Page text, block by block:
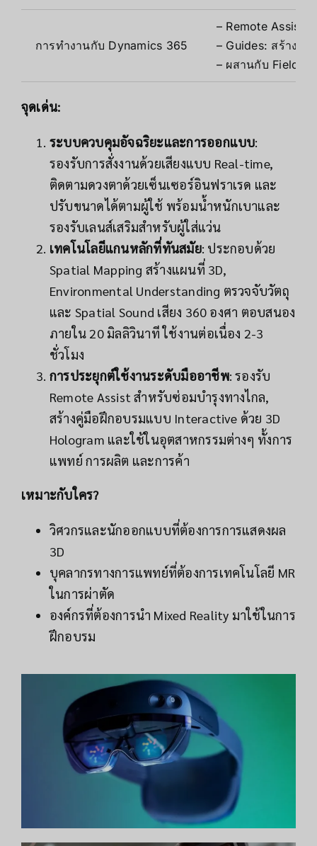
การทำงานกับ Dynamics 365
– Remote Assist:
– Guides: สร้างคู่
– ผสานกับ Field
จุดเด่น:
ระบบควบคุมอัจฉริยะและการออกแบบ:
รองรับการสั่งงานด้วยเสียงแบบ Real-time,
ติดตามดวงตาด้วยเซ็นเซอร์อินฟราเรด และ
ปรับขนาดได้ตามผู้ใช้ พร้อมน้ำหนักเบาและ
รองรับเลนส์เสริมสำหรับผู้ใส่แว่น
เทคโนโลยีแกนหลักที่ทันสมัย: ประกอบด้วย
Spatial Mapping สร้างแผนที่ 3D,
Environmental Understanding ตรวจจับวัตถุ
และ Spatial Sound เสียง 360 องศา ตอบสนอง
ภายใน 20 มิลลิวินาที ใช้งานต่อเนื่อง 2-3
ชั่วโมง
การประยุกต์ใช้งานระดับมืออาชีพ: รองรับ
Remote Assist สำหรับซ่อมบำรุงทางไกล,
สร้างคู่มือฝึกอบรมแบบ Interactive ด้วย 3D
Hologram และใช้ในอุตสาหกรรมต่างๆ ทั้งการ
แพทย์ การผลิต และการค้า
เหมาะกับใคร?
วิศวกรและนักออกแบบที่ต้องการการแสดงผล
3D
บุคลากรทางการแพทย์ที่ต้องการเทคโนโลยี MR
ในการผ่าตัด
องค์กรที่ต้องการนำ Mixed Reality มาใช้ในการ
ฝึกอบรม